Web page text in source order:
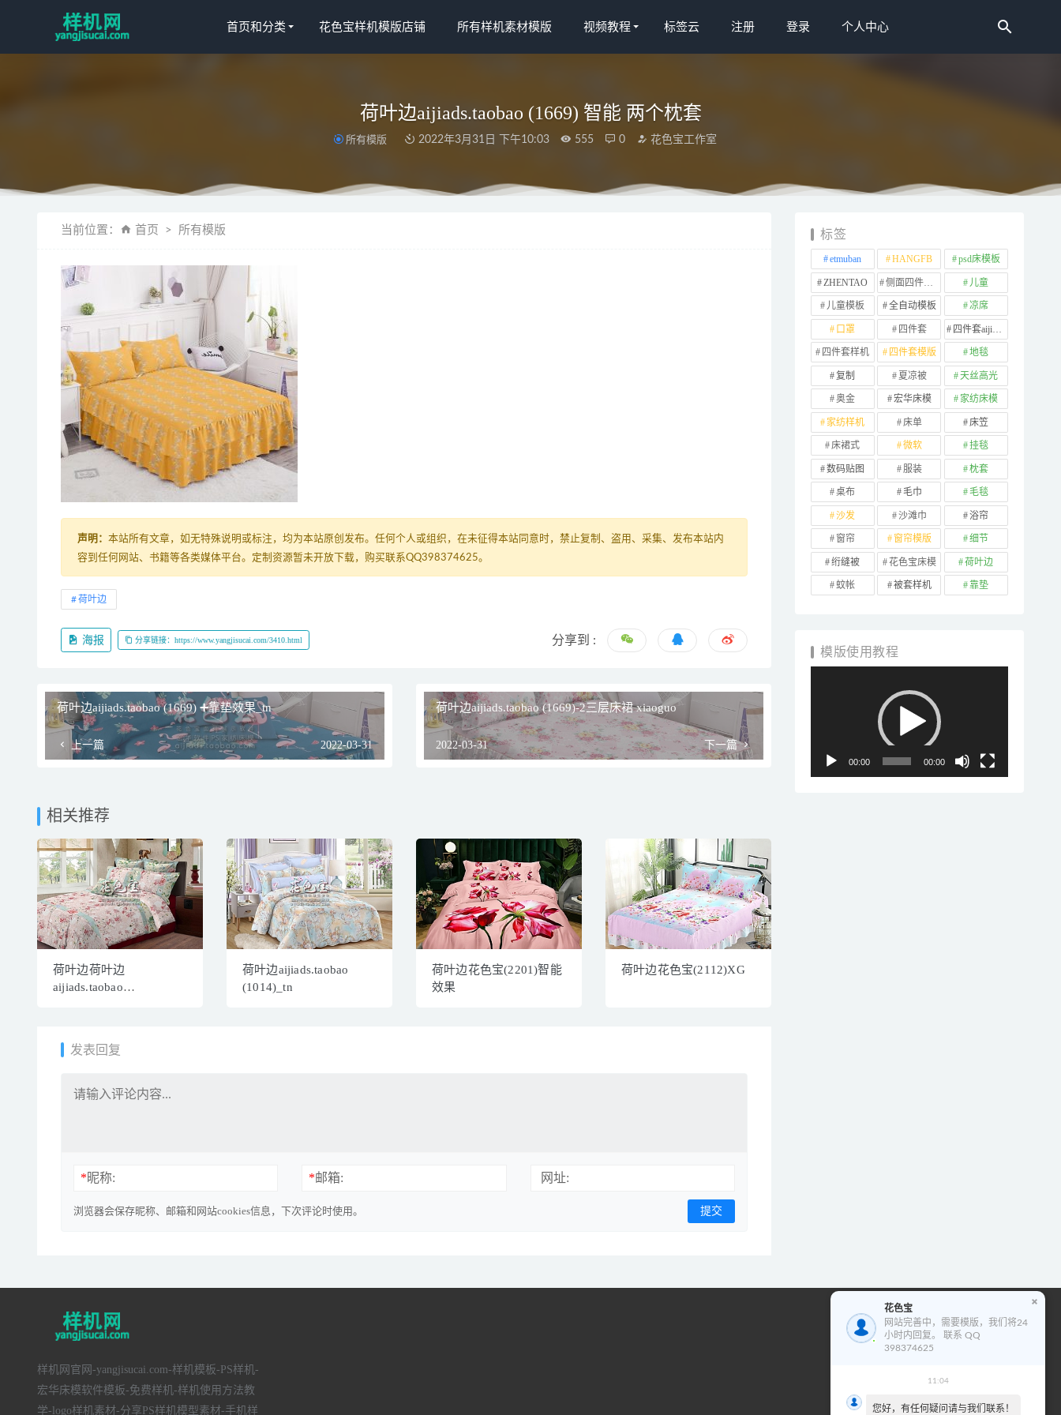
首页和分类 花色宝样机模版店铺 所有样机素材模版 视频教程 标签云 注册 登录 个人中心
荷叶边aijiads.taobao (1669) 智能 两个枕套
所有模版 2022年3月31日 下午10:03 555 0 花色宝工作室
当前位置： 首页 所有模版
声明： 本站所有文章，如无特殊说明或标注，均为本站原创发布。任何个人或组织，在未征得本站同意时，禁止复制、盗用、采集、发布本站内
容到任何网站、书籍等各类媒体平台。定制资源暂未开放下载，购买联系QQ398374625。
荷叶边
海报 分享链接：https://www.yangjisucai.com/3410.html 分享到 :
荷叶边aijiads.taobao (1669) ➕靠垫效果_tn
上一篇 2022-03-31
荷叶边aijiads.taobao (1669)-2三层床裙 xiaoguo
2022-03-31 下一篇
相关推荐
荷叶边荷叶边
aijiads.taobao
荷叶边aijiads.taobao
(1014)_tn
荷叶边花色宝(2201)智能
效果
荷叶边花色宝(2112)XG
发表回复
*昵称: *邮箱: 网址:
浏览器会保存昵称、邮箱和网站cookies信息，下次评论时使用。
标签
etmuban HANGFB psd床模板
ZHENTAO 侧面四件套样机 儿童
儿童模板 全自动模板 凉席
口罩 四件套 四件套aijiads.taobao (1639)
四件套样机 四件套模版 地毯
复制 夏凉被 天丝高光
奥金 宏华床模 家纺床模
家纺样机 床单 床笠
床裙式 微软 挂毯
数码贴图 服装 枕套
桌布 毛巾 毛毯
沙发 沙滩巾 浴帘
窗帘 窗帘模版 细节
绗缝被 花色宝床模 荷叶边
蚊帐 被套样机 靠垫
模版使用教程
00:00 00:00
样机网官网-yangjisucai.com-样机模板-PS样机-
宏华床模软件模板-免费样机-样机使用方法教
学-logo样机素材-分享PS样机模型素材-手机样
花色宝模版使用教程
视
00:00
复制aijiads.taobao (1074)_625 2022-03-31
花色宝
网站完善中，需要模版，我们将24
小时内回复。 联系 QQ
398374625
11:04
您好，有任何疑问请与我们联系！